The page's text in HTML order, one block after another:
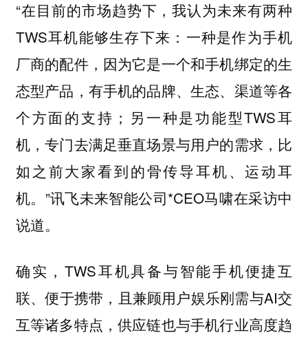
“在目前的市场趋势下，我认为未来有两种
TWS耳机能够生存下来：一种是作为手机
厂商的配件，因为它是一个和手机绑定的生
态型产品，有手机的品牌、生态、渠道等各
个方面的支持；另一种是功能型TWS耳
机，专门去满足垂直场景与用户的需求，比
如之前大家看到的骨传导耳机、运动耳
机。”讯飞未来智能公司*CEO马啸在采访中
说道。
确实，TWS耳机具备与智能手机便捷互
联、便于携带，且兼顾用户娱乐刚需与AI交
互等诸多特点，供应链也与手机行业高度趋